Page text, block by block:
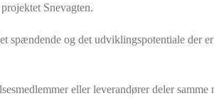
Snevagten.
spændende og det udviklingspotentiale der
eller leverandører deler samme